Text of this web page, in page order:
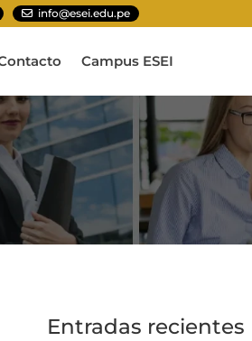
info@esei.edu.pe
Campus ESEI
Entradas recientes